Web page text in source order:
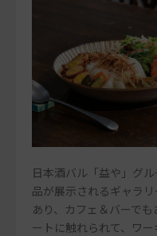
日本酒バル「益や」グ
品が展示されるギャラ
あり、カフェ＆バーで
ートに触れられて、ワ